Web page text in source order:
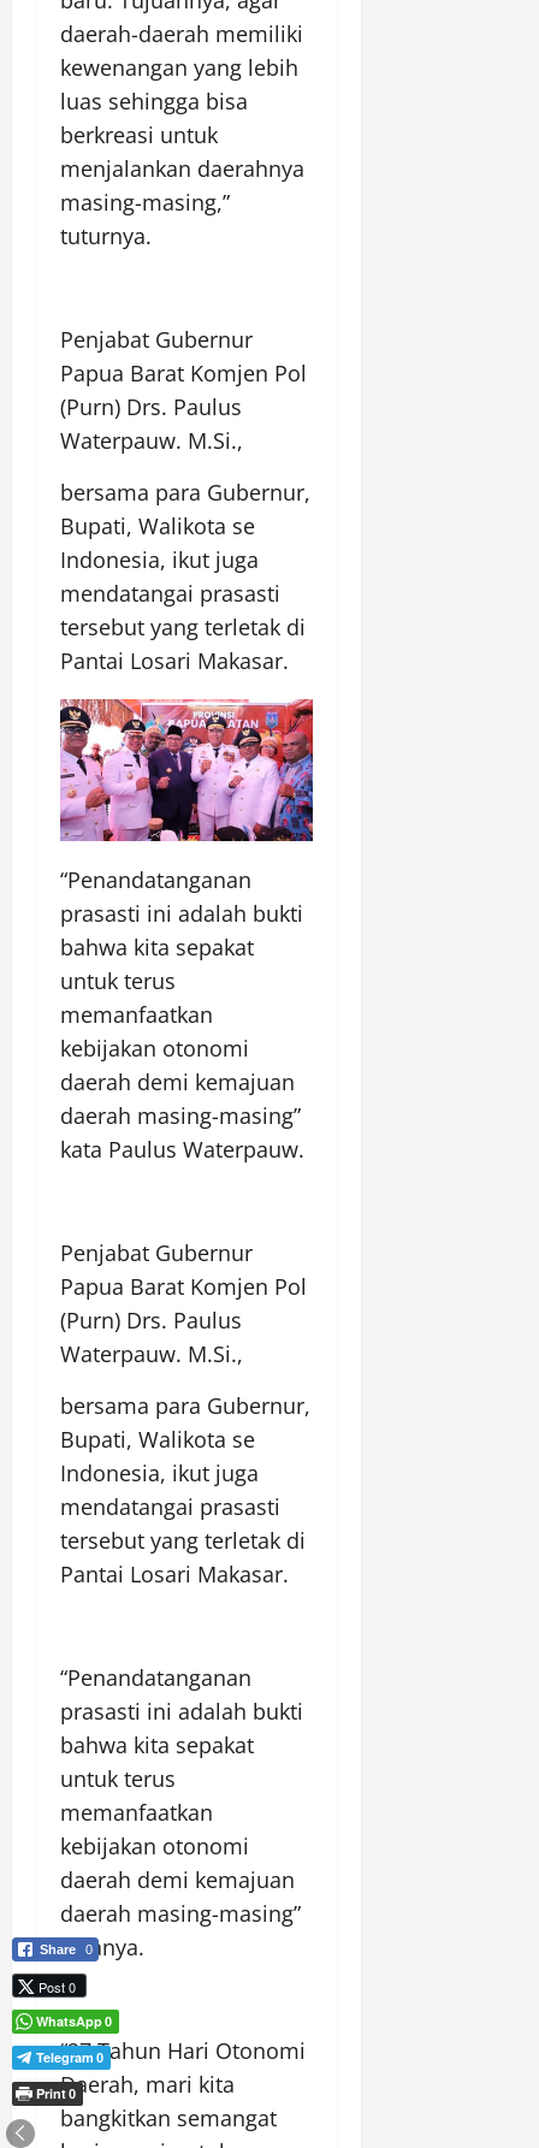
daerah-daerah memiliki
kewenangan yang lebih
luas sehingga bisa
berkreasi untuk
menjalankan daerahnya
masing-masing,”
tuturnya.
Penjabat Gubernur
Papua Barat Komjen Pol
(Purn) Drs. Paulus
Waterpauw. M.Si.,
bersama para Gubernur,
Bupati, Walikota se
Indonesia, ikut juga
mendatangai prasasti
tersebut yang terletak di
Pantai Losari Makasar.
“Penandatanganan
prasasti ini adalah bukti
bahwa kita sepakat
untuk terus
memanfaatkan
kebijakan otonomi
daerah demi kemajuan
daerah masing-masing”
kata Paulus Waterpauw.
Penjabat Gubernur
Papua Barat Komjen Pol
(Purn) Drs. Paulus
Waterpauw. M.Si.,
bersama para Gubernur,
Bupati, Walikota se
Indonesia, ikut juga
mendatangai prasasti
tersebut yang terletak di
Pantai Losari Makasar.
“Penandatanganan
prasasti ini adalah bukti
bahwa kita sepakat
untuk terus
memanfaatkan
kebijakan otonomi
daerah demi kemajuan
daerah masing-masing”
katanya.
“27 Tahun Hari Otonomi
Daerah, mari kita
bangkitkan semangat
Share 0
Post 0
WhatsApp0
Telegram 0
Print0